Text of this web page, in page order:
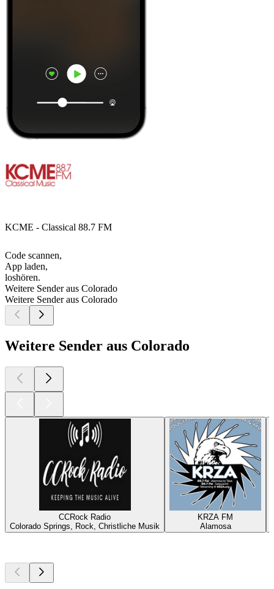
KCME - Classical 88.7 FM
Code scannen,
App laden,
loshören.
Weitere Sender aus Colorado
Weitere Sender aus Colorado
Weitere Sender aus Colorado
CCRock Radio
Colorado Springs, Rock, Christliche Musik
KRZA FM
Alamosa